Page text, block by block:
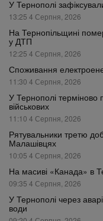
У Тернополі
13:25 4 Серпня, 2026
На Тернопільщині
у ДТП
12:25 4 Серпня, 2026
Споживання
11:30 4 Серпня, 2026
У Тернополі терміново
військових
11:10 4 Серпня, 2026
Рятувальники третю
Малашівцях
10:05 4 Серпня, 2026
На масиві «Канада» в
09:35 4 Серпня, 2026
У Тернополі через
води